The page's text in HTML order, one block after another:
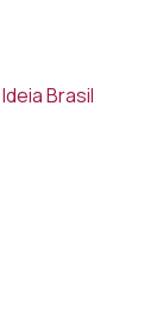
Ideia Brasil